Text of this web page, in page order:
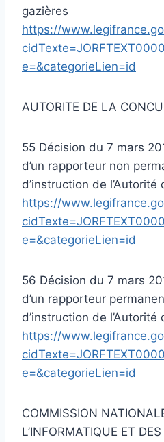
gazières
https://
e=&categorieLien=id
AUTORITE DE LA
55 Décision du 7 mars
d’un rapporteur non
d’instruction de
https://
e=&categorieLien=id
56 Décision du 7 mars
d’un rapporteur
d’instruction de
https://
e=&categorieLien=id
COMMISSION
L’INFORMATIQUE ET